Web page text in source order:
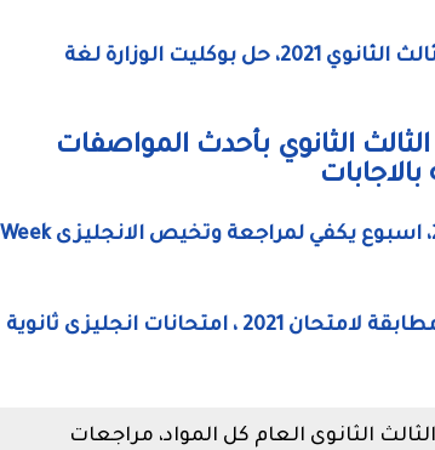
الامتحان التجريبي في اللغه الانجليزيه للصف الثالث الثانوي 2021، حل بوكليت الوزارة لغة
الثانوي بأحدث المواصفات
مراجعة المعاصر لغة انجليزية ثانوية عامة 2021، اسبوع يكفي لمراجعة وتخيص الانجليزى Week
5 امتحانات لغة انجليزية للصف الثالث الثانوى مطابقة لامتحان 2021 ، امتحانات انجليزى ثانوية
الثانوى العام كل المواد، مراجعات